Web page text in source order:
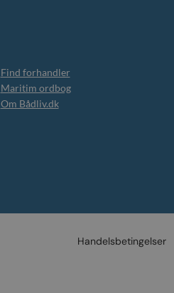
Find forhandler
Maritim ordbog
Om Bådliv.dk
Handelsbetingelser